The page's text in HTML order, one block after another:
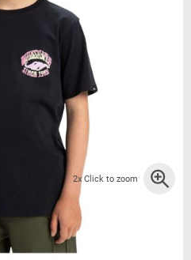
2x Click to zoom